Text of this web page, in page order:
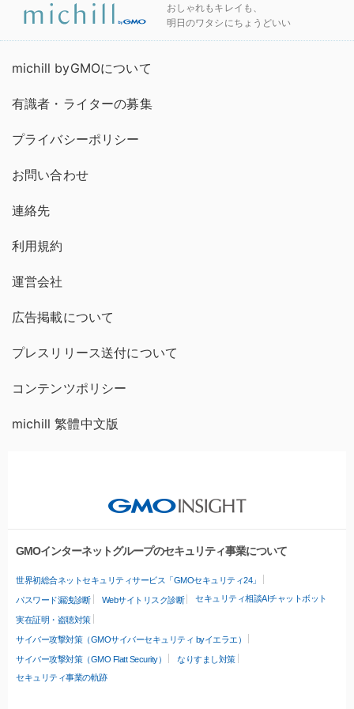
おしゃれもキレイも、
明日のワタシにちょうどいい
michill byGMOについて
有識者・ライターの募集
プライバシーポリシー
お問い合わせ
連絡先
利用規約
運営会社
広告掲載について
プレスリリース送付について
コンテンツポリシー
michill 繁體中文版
GMOインターネットグループのセキュリティ事業について
世界初総合ネットセキュリティサービス「GMOセキュリティ24」
パスワード漏洩診断 Webサイトリスク診断 セキュリティ相談AIチャットボット
実在証明・盗聴対策
サイバー攻撃対策（GMOサイバーセキュリティ byイエラエ）
サイバー攻撃対策（GMO Flatt Security）
なりすまし対策
セキュリティ事業の軌跡